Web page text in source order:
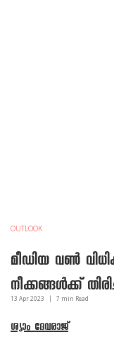
OUTLOOK
മീഡിയ വണ്‍
നീക്കങ്ങള്‍ക്ക്
13 Apr 2023 7 min Read
ശ്യാം ദേവരാജ്